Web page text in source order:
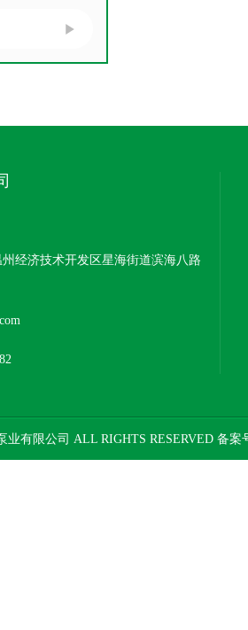
经济技术开发区星海街道滨海八路
业有限公司 ALL RIGHTS RESERVED 备案